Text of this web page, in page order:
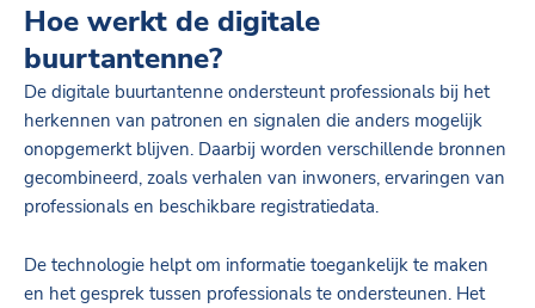
Hoe werkt de digitale
buurtantenne?
De digitale buurtantenne ondersteunt professionals bij het
herkennen van patronen en signalen die anders mogelijk
onopgemerkt blijven. Daarbij worden verschillende bronnen
gecombineerd, zoals verhalen van inwoners, ervaringen van
professionals en beschikbare registratiedata.
De technologie helpt om informatie toegankelijk te maken
en het gesprek tussen professionals te ondersteunen. Het